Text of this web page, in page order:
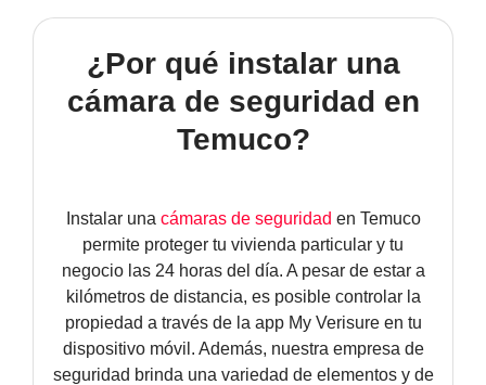
ALARMA ANTI OKUPA
LECTOR DE LLAVES
MANDO A DISTANCIA
SENSORES DE
MOVIMIENTO
SENSOR PERIMETRAL
CENTRAL DE ALARMAS
¿Por qué instalar una
cámara de seguridad en
Temuco?
Instalar una cámaras de seguridad en Temuco
permite proteger tu vivienda particular y tu
negocio las 24 horas del día. A pesar de estar a
kilómetros de distancia, es posible controlar la
propiedad a través de la app My Verisure en tu
dispositivo móvil. Además, nuestra empresa de
seguridad brinda una variedad de elementos y de